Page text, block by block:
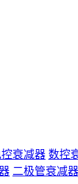
控衰减器 数控
二极管衰减器